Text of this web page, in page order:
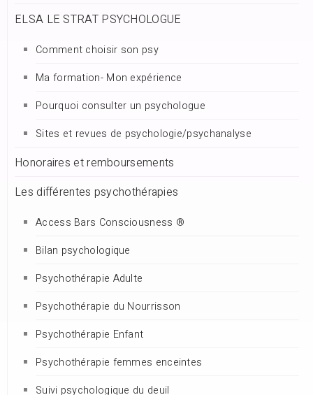
ELSA LE STRAT PSYCHOLOGUE
Comment choisir son psy
Ma formation- Mon expérience
Pourquoi consulter un psychologue
Sites et revues de psychologie/psychanalyse
Honoraires et remboursements
Les différentes psychothérapies
Access Bars Consciousness ®
Bilan psychologique
Psychothérapie Adulte
Psychothérapie du Nourrisson
Psychothérapie Enfant
Psychothérapie femmes enceintes
Suivi psychologique du deuil